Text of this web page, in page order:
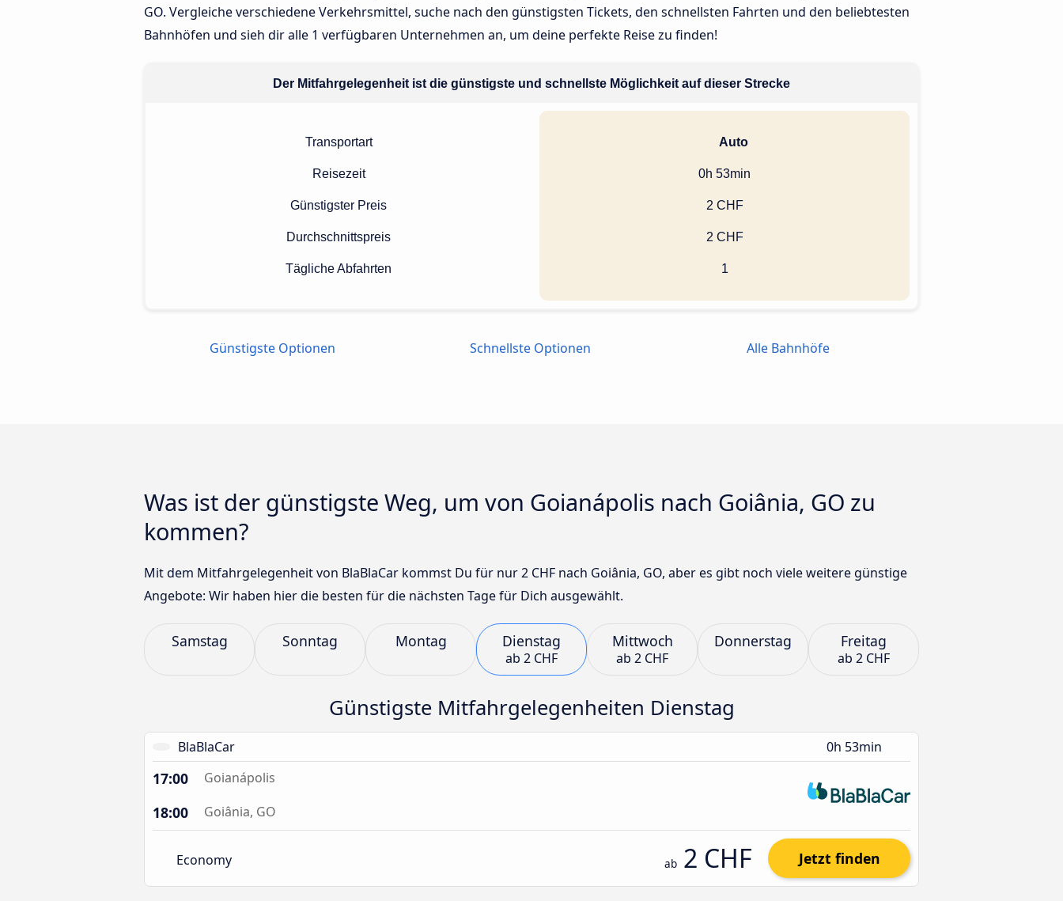
GO. Vergleiche verschiedene Verkehrsmittel, suche nach den günstigsten Tickets, den schnellsten Fahrten und den beliebtesten
Bahnhöfen und sieh dir alle 1 verfügbaren Unternehmen an, um deine perfekte Reise zu finden!
Der Mitfahrgelegenheit ist die günstigste und schnellste Möglichkeit auf dieser Strecke
Transportart
Reisezeit
Günstigster Preis
Durchschnittspreis
Tägliche Abfahrten
Auto
0h 53min
2 CHF
2 CHF
1
Günstigste Optionen Schnellste Optionen Alle Bahnhöfe
Was ist der günstigste Weg, um von Goianápolis nach Goiânia, GO zu
kommen?
Mit dem Mitfahrgelegenheit von BlaBlaCar kommst Du für nur 2 CHF nach Goiânia, GO, aber es gibt noch viele weitere günstige
Angebote: Wir haben hier die besten für die nächsten Tage für Dich ausgewählt.
Samstag Sonntag Montag Dienstag
ab 2 CHF
Mittwoch
ab 2 CHF
Donnerstag Freitag
ab 2 CHF
Günstigste Mitfahrgelegenheiten Dienstag
BlaBlaCar 0h 53min
17:00 Goianápolis
18:00 Goiânia, GO
Economy ab 2 CHF Jetzt finden